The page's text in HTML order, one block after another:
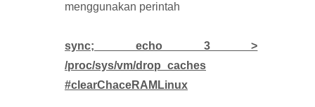
menggunakan perintah
sync; echo 3 >
/proc/sys/vm/drop_caches
#clearChaceRAMLinux